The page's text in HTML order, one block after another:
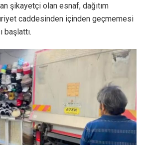
şikayetçi olan esnaf, dağıtım
caddesinden içinden geçmemesi
başlattı.